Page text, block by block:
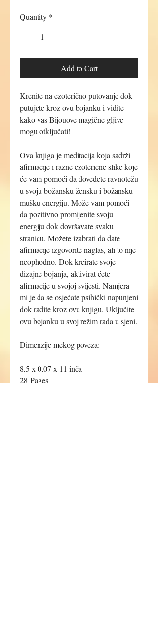
Quantity *
Add to Cart
Krenite na ezoterično putovanje dok
putujete kroz ovu bojanku i vidite
kako vas Bijouove magične gljive
mogu otključati!
Ova knjiga je meditacija koja sadrži
afirmacije i razne ezoterične slike koje
će vam pomoći da dovedete ravnotežu
u svoju božansku žensku i božansku
mušku energiju. Može vam pomoći
da pozitivno promijenite svoju
energiju dok dovršavate svaku
stranicu. Možete izabrati da date
afirmacije izgovorite naglas, ali to nije
neophodno. Dok kreirate svoje
dizajne bojanja, aktivirat ćete
afirmacije u svojoj svijesti. Namjera
mi je da se osjećate psihički napunjeni
dok radite kroz ovu knjigu. Uključite
ovu bojanku u svoj režim rada u sjeni.
Dimenzije mekog poveza:
8,5 x 0,07 x 11 inča
28 Pages